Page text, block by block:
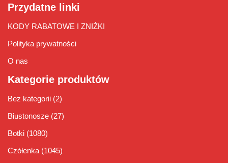
Przydatne linki
KODY RABATOWE I ZNIŻKI
Polityka prywatności
O nas
Kategorie produktów
Bez kategorii (2)
Biustonosze (27)
Botki (1080)
Czółenka (1045)